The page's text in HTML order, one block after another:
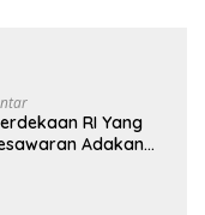
RI Yang
Adakan